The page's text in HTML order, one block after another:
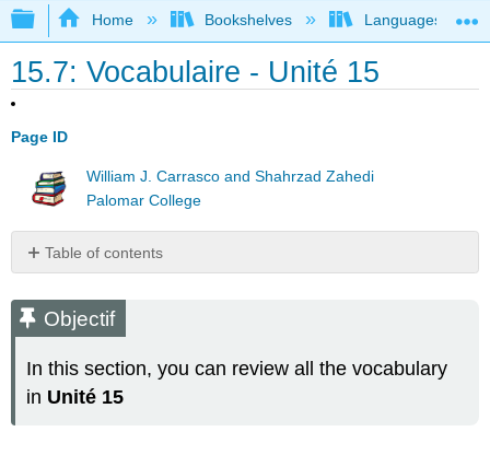
Expand/collapse global hierarchy
Home Bookshelves Languages
15.7: Vocabulaire - Unité 15
Page ID
William J. Carrasco and Shahrzad Zahedi
Palomar College
Table of contents
On
étudie
Flashcards
Les
Objectif
In this section, you can review all the vocabulary
in Unité 15